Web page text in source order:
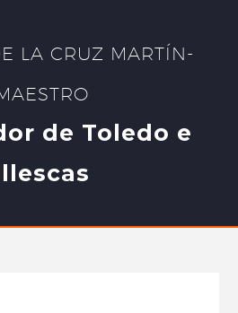
LA CRUZ MARTÍN-
de Toledo e